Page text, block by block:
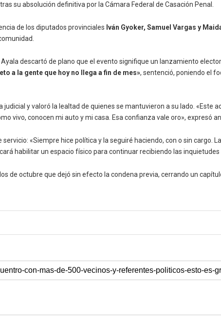
su absolución definitiva por la Cámara Federal de Casación Penal.
de los diputados provinciales Iván Gyoker, Samuel Vargas y
descartó de plano que el evento signifique un lanzamiento
a la gente que hoy no llega a fin de mes», sentenció, poniendo el
y valoró la lealtad de quienes se mantuvieron a su lado. «Este
vivo, conocen mi auto y mi casa. Esa confianza vale oro», expresó
«Siempre hice política y la seguiré haciendo, con o sin cargo.
habilitar un espacio físico para continuar recibiendo las inquietudes
de octubre que dejó sin efecto la condena previa, cerrando un